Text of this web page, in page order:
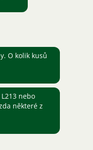
O kolik kusů
nebo
některé z